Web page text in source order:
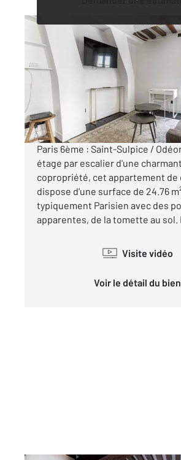
PARIS 75006
25 m
, 2 pièces
Ref : 595
Appartement T2 à vendre
420 000 €
Visiter le site dédié
Paris 6ème : Saint-Sulpice /
étage par escalier d'une
copropriété, cet appartement de
dispose d'une surface de 24.76
typiquement Parisien avec des
apparentes, de la tomette au sol.
Visite vidéo
Voir le détail du bien